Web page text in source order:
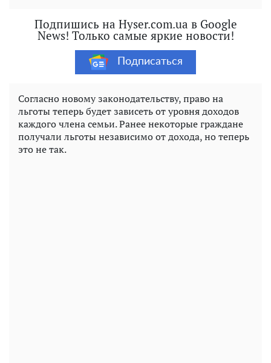
Подпишись на Hyser.com.ua в Google
News! Только самые яркие новости!
Подписаться
Согласно новому законодательству, право на
льготы теперь будет зависеть от уровня доходов
каждого члена семьи. Ранее некоторые граждане
получали льготы независимо от дохода, но теперь
это не так.